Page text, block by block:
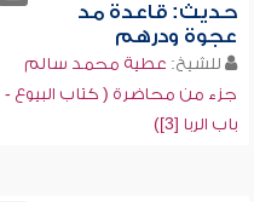
حديث: قاعدة مد
عجوة ودرهم
للشيخ: عطية محمد سالم
جزء من محاضرة ( كتاب البيوع -
باب الربا [3])